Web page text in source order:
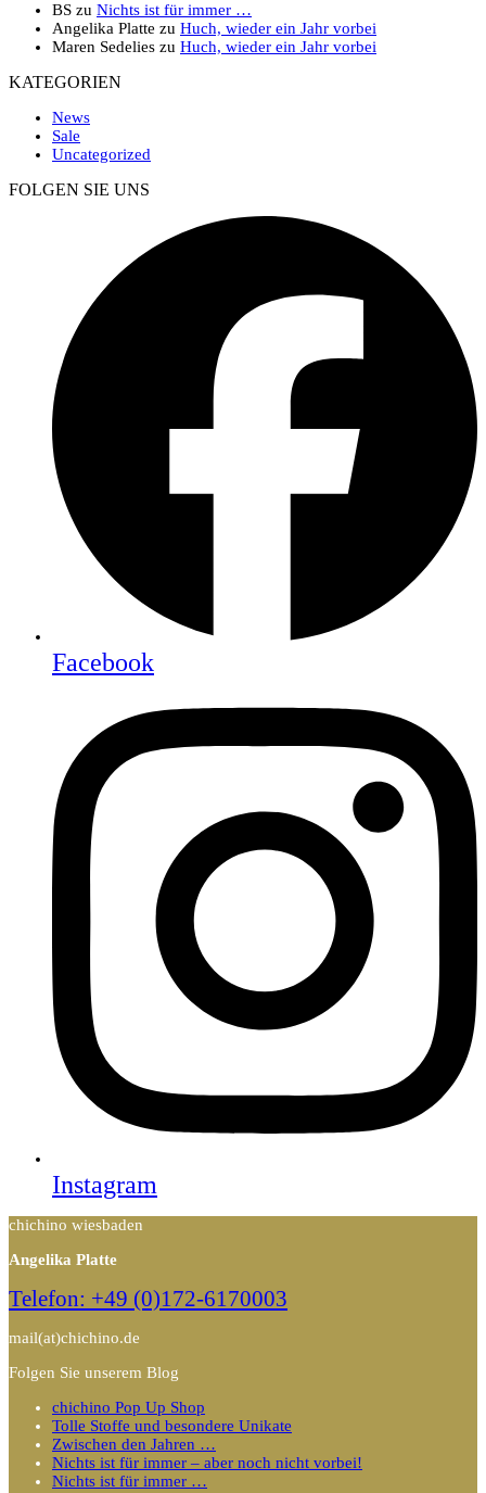
BS zu Nichts ist für immer …
Angelika Platte zu Huch, wieder ein Jahr vorbei
Maren Sedelies zu Huch, wieder ein Jahr vorbei
KATEGORIEN
News
Sale
Uncategorized
FOLGEN SIE UNS
Facebook
Instagram
chichino wiesbaden
Angelika Platte
Telefon: +49 (0)172-6170003
mail(at)chichino.de
Folgen Sie unserem Blog
chichino Pop Up Shop
Tolle Stoffe und besondere Unikate
Zwischen den Jahren …
Nichts ist für immer – aber noch nicht vorbei!
Nichts ist für immer …